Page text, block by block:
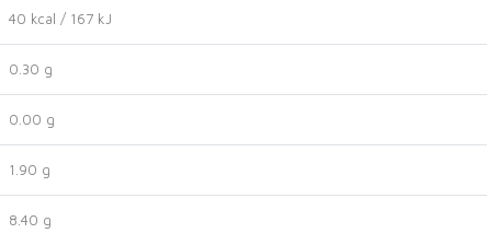
40 kcal / 167 kJ
0.30 g
0.00 g
1.90 g
8.40 g